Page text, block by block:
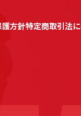
方針特定商取引法